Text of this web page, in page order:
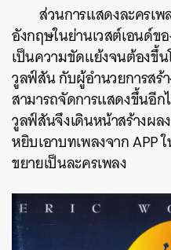
ส่วนการแสดงละครเ
อังกฤษในย่านเวสต์เอนด์
เป็นความขัดแย้งจนต้องขึ้
วูลฟ์สัน กับผู้อำนวยการสร้
สามารถจัดการแสดงขึ้นอีก
วูลฟ์สันจึงเดินหน้าสร้างผล
หยิบเอาบทเพลงจาก APP
ขยายเป็นละครเพลง